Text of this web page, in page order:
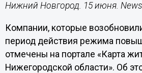
Нижний Новгород. 15 июня.
Компании, которые
период действия режима
отмечены на портале «Карта
Нижегородской области». Об